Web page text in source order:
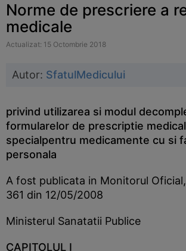
Norme de prescriere a
medicale
Actualizat: 15 Octombrie 2018
Autor: SfatulMedicului
privind utilizarea si modul
formularelor de prescriptie
specialpentru medicamente cu si
personala
A fost publicata in Monitorul
361 din 12/05/2008
Ministerul Sanatatii Publice
CAPITOLUL I